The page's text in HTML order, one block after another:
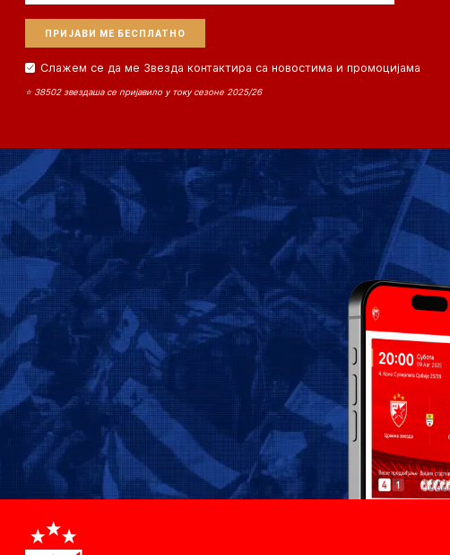
Слажем се да ме Звезда контактира са новостима и промоцијама
⭐ 38502 звездаша се пријавило у току сезоне 2025/26